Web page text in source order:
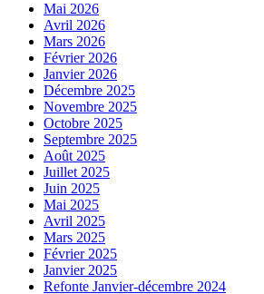
Mai 2026
Avril 2026
Mars 2026
Février 2026
Janvier 2026
Décembre 2025
Novembre 2025
Octobre 2025
Septembre 2025
Août 2025
Juillet 2025
Juin 2025
Mai 2025
Avril 2025
Mars 2025
Février 2025
Janvier 2025
Refonte Janvier-décembre 2024